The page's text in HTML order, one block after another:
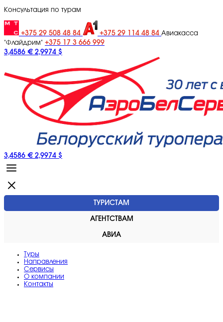
Консультация по турам
+375 29 508 48 84 +375 29 114 48 84 Авиакасса
"Флайдрим" +375 17 3 666 999
3,4586 € 2,9974 $
3,4586 € 2,9974 $
ТУРИСТАМ
АГЕНТСТВАМ
АВИА
Туры
Направления
Сервисы
O компании
Контакты